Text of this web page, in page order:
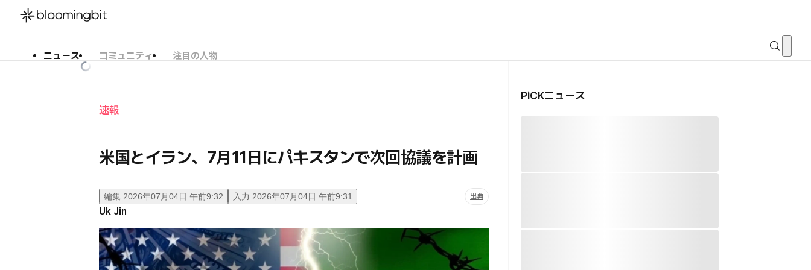
ニュース コミュニティ
注目の人物
速報
米国とイラン、7月11日にパキスタンで次回協議を計画
編集 2026年07月04日 午前9:32 入力 2026年07月04日 午前9:31 出典
Uk Jin
PiCKニュース